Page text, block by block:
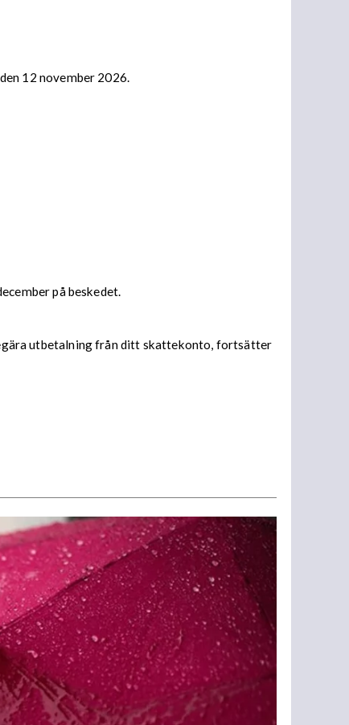
12 november 2026.
på beskedet.
utbetalning från ditt skattekonto, fortsätter